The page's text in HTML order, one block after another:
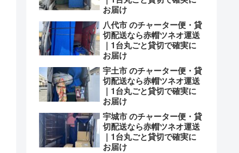
お届け
八代市 のチャーター便・貸
切配送なら赤帽ツネオ運送
｜1台丸ごと貸切で確実に
お届け
宇土市 のチャーター便・貸
切配送なら赤帽ツネオ運送
｜1台丸ごと貸切で確実に
お届け
宇城市 のチャーター便・貸
切配送なら赤帽ツネオ運送
｜1台丸ごと貸切で確実に
お届け